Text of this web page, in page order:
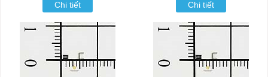
Chi tiết Chi tiết